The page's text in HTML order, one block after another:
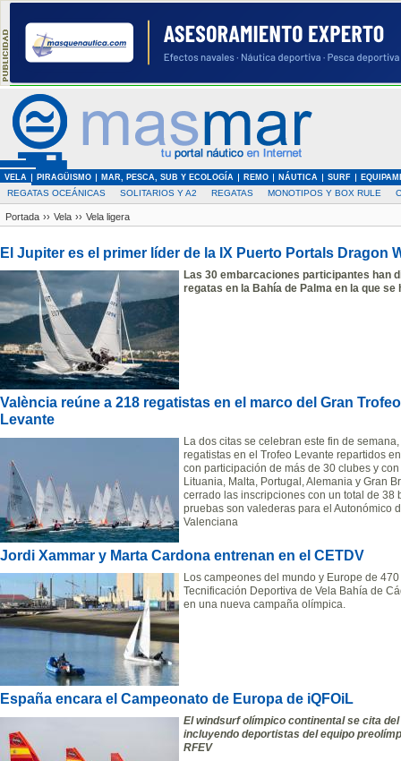
VELA PIRAGÜISMO MAR, PESCA, SUB Y ECOLOGÍA REMO NÁUTICA SURF
REGATAS OCEÁNICAS SOLITARIOS Y A2 REGATAS MONOTIPOS Y BOX RULE
Portada ›› Vela ›› Vela ligera
El Jupiter es el primer líder de la IX Puerto Portals Dragon
Las 30 embarcaciones participantes han
regatas en la Bahía de Palma en la que
València reúne a 218 regatistas en el marco del Gran
Levante
La dos citas se celebran este fin de
regatistas en el Trofeo Levante repartidos
con participación de más de 30 clubes y
Lituania, Malta, Portugal, Alemania y Gran
cerrado las inscripciones con un total de 38
pruebas son valederas para el Autonómico
Valenciana
Jordi Xammar y Marta Cardona entrenan en el CETDV
Los campeones del mundo y Europe de
Tecnificación Deportiva de Vela Bahía de
en una nueva campaña olímpica.
España encara el Campeonato de Europa de iQFOiL
El windsurf olímpico continental se cita
incluyendo deportistas del equipo
RFEV